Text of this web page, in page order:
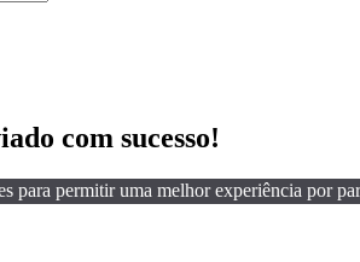
com sucesso!
para permitir uma melhor experiência por